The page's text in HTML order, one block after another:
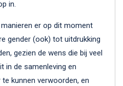
in.
er op dit moment
gender (ook) tot uitdrukking
gezien de wens die bij veel
in de samenleving en
kunnen verwoorden, en